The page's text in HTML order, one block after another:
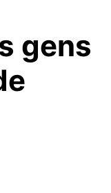
gens